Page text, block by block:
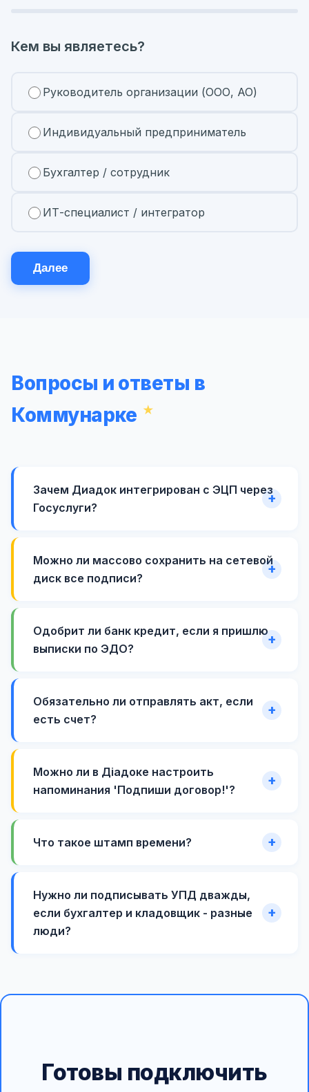
Кем вы являетесь?
Руководитель организации (ООО, АО)
Индивидуальный предприниматель
Бухгалтер / сотрудник
ИТ-специалист / интегратор
Далее
Вопросы и ответы в
Коммунарке
Зачем Диадок интегрирован с ЭЦП через
Госуслуги?
Можно ли массово сохранить на сетевой
диск все подписи?
Одобрит ли банк кредит, если я пришлю
выписки по ЭДО?
Обязательно ли отправлять акт, если
есть счет?
Можно ли в Діадоке настроить
напоминания 'Подпиши договор!'?
Что такое штамп времени?
Нужно ли подписывать УПД дважды,
если бухгалтер и кладовщик - разные
люди?
Готовы подключить